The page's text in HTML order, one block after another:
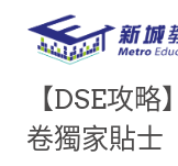
【DSE攻
卷獨家貼士